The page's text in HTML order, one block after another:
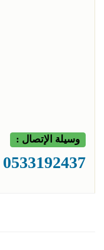
وسيلة الإتصال :
0533192437